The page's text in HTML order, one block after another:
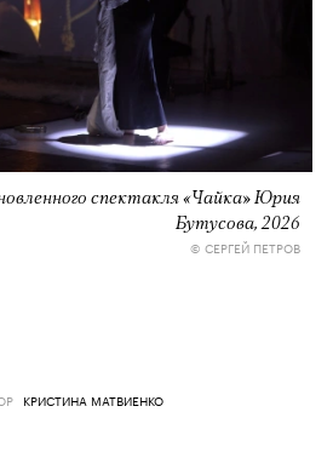
спектакля «Чайка» Юрия
Бутусова, 2026
© СЕРГЕЙ ПЕТРОВ
КРИСТИНА МАТВИЕНКО